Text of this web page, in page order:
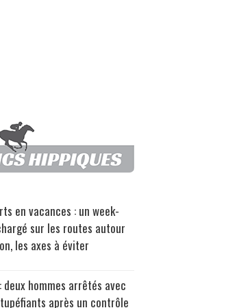
en vacances : un week-
sur les routes autour
les axes à éviter
deux hommes arrêtés avec
après un contrôle